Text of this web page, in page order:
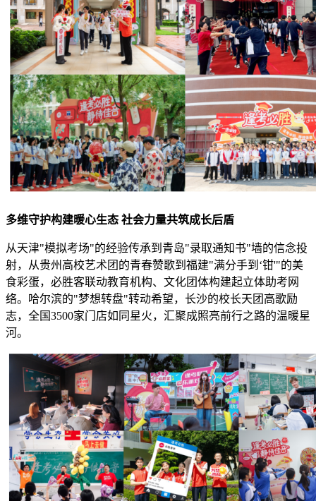
多维守护构建暖心生态 社会力量共筑成长后盾
从天津"模拟考场"的经验传承到青岛"录取通知书"墙的信念投
射，从贵州高校艺术团的青春赞歌到福建"满分手到‘钳'"的美
食彩蛋，必胜客联动教育机构、文化团体构建起立体助考网
络。哈尔滨的"梦想转盘"转动希望，长沙的校长天团高歌励
志，全国3500家门店如同星火，汇聚成照亮前行之路的温暖星
河。